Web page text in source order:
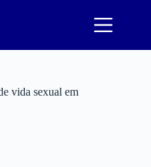
vida sexual em